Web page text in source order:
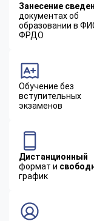
Занесение
документах об
образовании в
ФРДО
Обучение без
вступительных
экзаменов
Дистанционный
формат и
график